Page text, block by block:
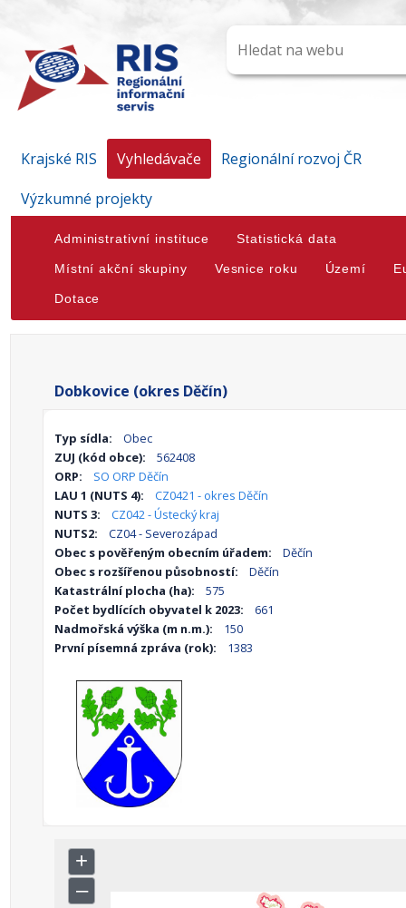
Krajské RIS Vyhledávače
Regionální rozvoj ČR
Výzkumné projekty
Administrativní instituce Statistická data
Místní akční skupiny Vesnice roku Území
Dotace
Dobkovice (okres Děčín)
Typ sídla:
Obec
ZUJ (kód obce):
562408
ORP:
SO ORP Děčín
LAU 1 (NUTS 4):
CZ0421 - okres Děčín
NUTS 3:
CZ042 - Ústecký kraj
NUTS2:
CZ04 - Severozápad
Obec s pověřeným obecním úřadem:
Děčín
Obec s rozšířenou působností:
Děčín
Katastrální plocha (ha):
575
Počet bydlících obyvatel k 2023:
661
Nadmořská výška (m n.m.):
150
První písemná zpráva (rok):
1383